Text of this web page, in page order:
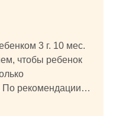
3 г. 10 мес.
чтобы ребенок
По рекомендации
клинику, к Алине